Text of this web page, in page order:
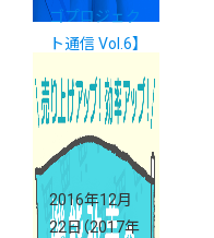
ゴプロジェク
ト通信 Vol.6】
2016年12月
22日（2017年